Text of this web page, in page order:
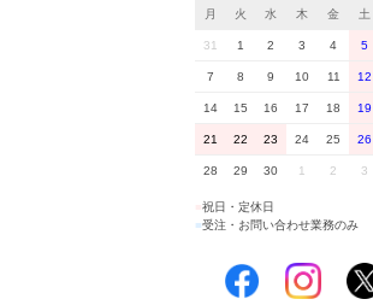
月 火 水 木 金 土
31 1 2 3 4 5
7 8 9 10 11 12
14 15 16 17 18 19
21 22 23 24 25 26
28 29 30 1 2 3
祝日・定休日
■受注・お問い合わせ業務のみ